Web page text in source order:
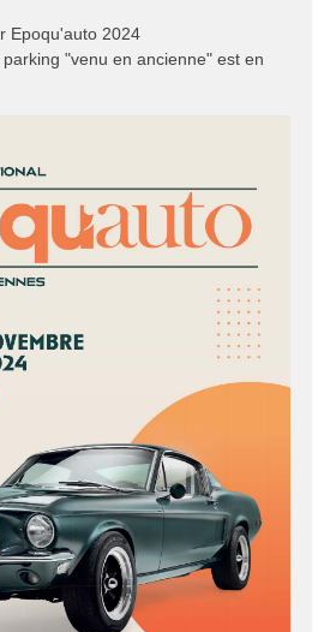
Epoqu'auto 2024
"venu en ancienne" est en